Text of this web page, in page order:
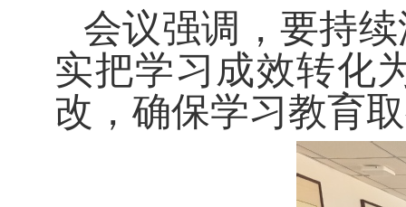
会议强调，要持
实把学习成效转化
改，确保学习教育